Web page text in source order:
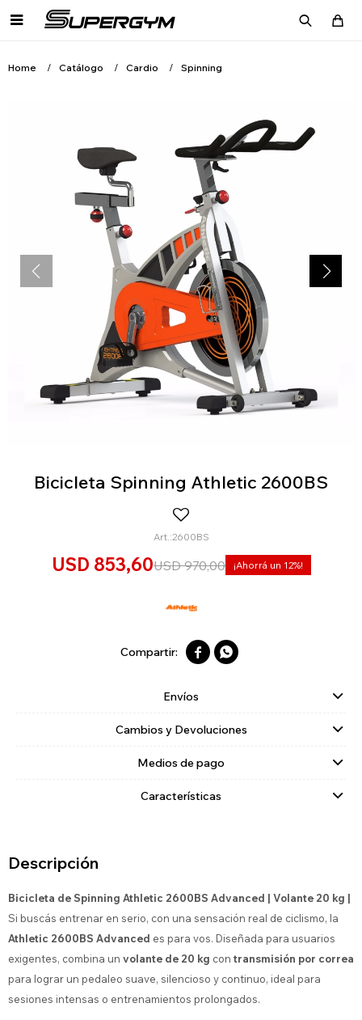

Home Catálogo Cardio Spinning
Bicicleta Spinning Athletic 2600BS
2600BS
USD 853,60USD 970,00 12
 
Envíos
Cambios y Devoluciones
Medios de pago
Características
Descripción
Bicicleta de Spinning Athletic 2600BS Advanced | Volante 20 kg |
Si buscás entrenar en serio, con una sensación real de ciclismo, la
Athletic 2600BS Advanced es para vos. Diseñada para usuarios
exigentes, combina un volante de 20 kg con transmisión por correa
para lograr un pedaleo suave, silencioso y continuo, ideal para
sesiones intensas o entrenamientos prolongados.